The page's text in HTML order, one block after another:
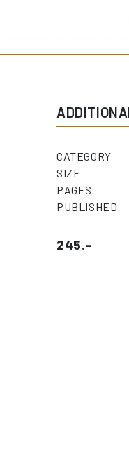
CATEGORY
SIZE
PAGES
PUBLISHED
245.-